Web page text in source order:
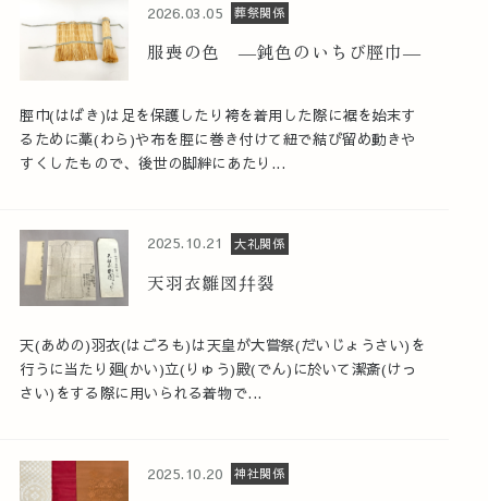
2026.03.05 葬祭関係
服喪の色 ―鈍色のいちび脛巾―
脛巾(はばき)は足を保護したり袴を着用した際に裾を始末す
るために藁(わら)や布を脛に巻き付けて紐で結び留め動きや
すくしたもので、後世の脚絆にあたり...
2025.10.21 大礼関係
天羽衣雛図幷裂
天(あめの)羽衣(はごろも)は天皇が大嘗祭(だいじょうさい)を
行うに当たり廻(かい)立(りゅう)殿(でん)に於いて潔斎(けっ
さい)をする際に用いられる着物で...
2025.10.20 神社関係